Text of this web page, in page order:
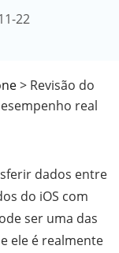
22
> Revisão do
real
dados entre
do iOS com
ser uma das
ele é realmente